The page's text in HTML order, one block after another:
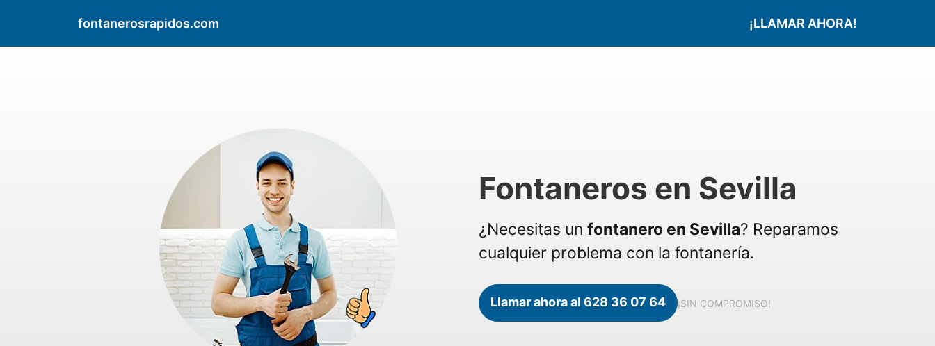
fontanerosrapidos.com ¡LLAMAR AHORA!
Fontaneros en Sevilla
¿Necesitas un fontanero en Sevilla? Reparamos
cualquier problema con la fontanería.
Llamar ahora al 628 36 07 64 ¡SIN COMPROMISO!